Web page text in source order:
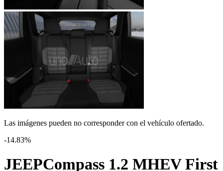
Las imágenes pueden no corresponder con el vehículo ofertado.
-14.83%
JEEPCompass 1.2 MHEV First